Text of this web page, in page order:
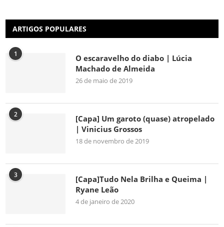
ARTIGOS POPULARES
1
O escaravelho do diabo | Lúcia
Machado de Almeida
26 de maio de 2019
2
[Capa] Um garoto (quase) atropelado
| Vinicius Grossos
18 de novembro de 2019
3
[Capa]Tudo Nela Brilha e Queima |
Ryane Leão
4 de janeiro de 2020